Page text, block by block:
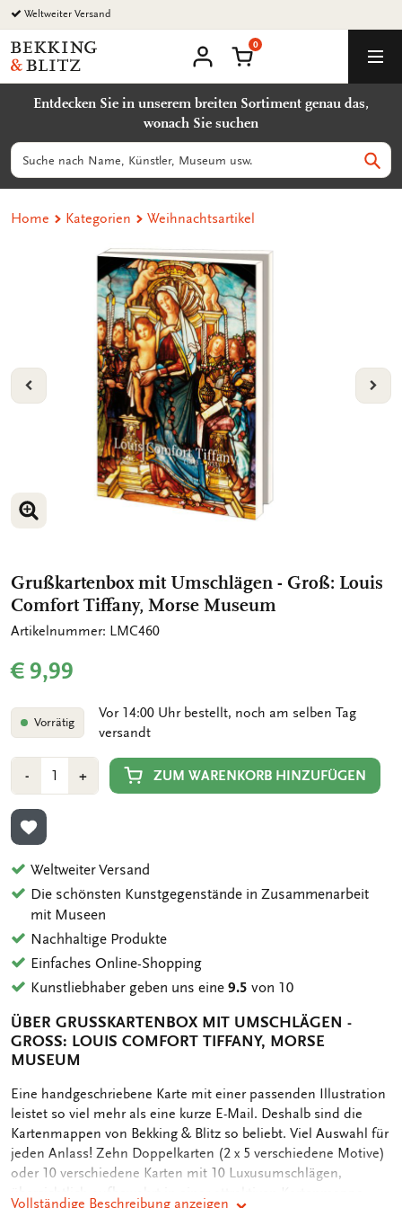
Zurück
zum
Inhalt
Bekking
&
Uitgevers
Warenkorb
0
Entdecken Sie in unserem breiten Sortiment genau das,
wonach Sie suchen
Suchen
Home Kategorien Weihnachtsartikel
VORIGE
BILD VERGRÖSSERN
BILD VERGRÖSSERN
Grußkartenbox mit Umschlägen - Groß: Louis
Comfort Tiffany, Morse Museum
Artikelnummer: LMC460
€ 9,99
Vorrätig
Vor 14:00 Uhr bestellt, noch am selben Tag
versandt
-Min
1
Anzahl
+Plus
1
ZUM WARENKORB HINZUFÜGEN
ZUR WUNSCHLISTE HINZUFÜGEN
Weltweiter Versand
Die schönsten Kunstgegenstände in Zusammenarbeit
mit Museen
Nachhaltige Produkte
Einfaches Online-Shopping
Kunstliebhaber geben uns eine9.5 von 10
ÜBER GRUSSKARTENBOX MIT UMSCHLÄGEN - G
ROSS: LOUIS COMFORT TIFFANY, MORSE MU
SEUM
OMSCHRIJVING
Eine handgeschriebene Karte mit einer passenden Illustration
leistet so viel mehr als eine kurze E-Mail. Deshalb sind die
Kartenmappen von Bekking & Blitz so beliebt. Viel Auswahl für
jeden Anlass! Zehn Doppelkarten (2 x 5 verschiedene Motive)
oder 10 verschiedene Karten mit 10 Luxusumschlägen,
übersichtlich aufbewahrt in einer attraktiven Kartenmappe.
Vollständige Beschreibung anzeigen